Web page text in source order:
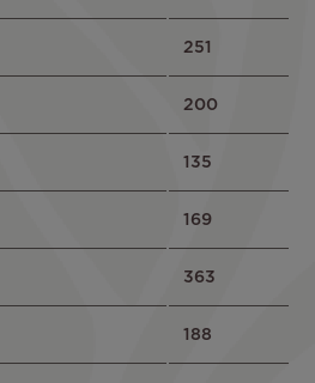
251
200
135
169
363
188